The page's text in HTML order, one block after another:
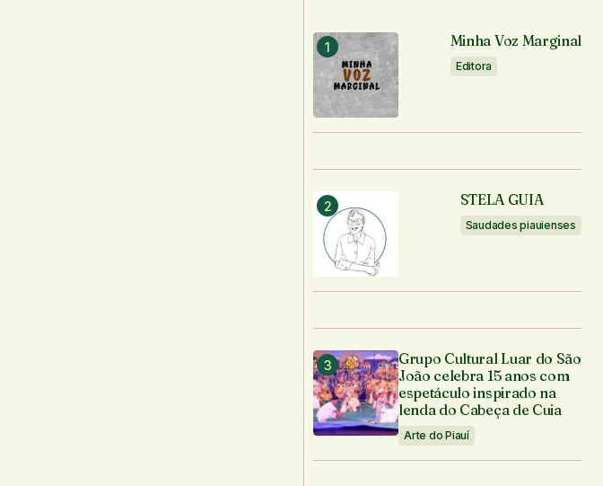
Minha Voz Marginal
Editora
STELA GUIA
Saudades piauienses
Grupo Cultural Luar do São
João celebra 15 anos com
espetáculo inspirado na
lenda do Cabeça de Cuia
Arte do Piauí